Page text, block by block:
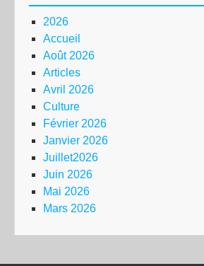
2026
Accueil
Août 2026
Articles
Avril 2026
Culture
Février 2026
Janvier 2026
Juillet2026
Juin 2026
Mai 2026
Mars 2026